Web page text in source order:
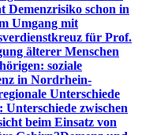
Demenzrisiko schon in
Umgang mit
für Prof.
älterer Menschen
soziale
in Nordrhein-
Unterschiede
zwischen
beim Einsatz von